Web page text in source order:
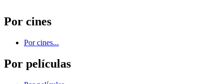
Por cines
Por cines...
Por películas